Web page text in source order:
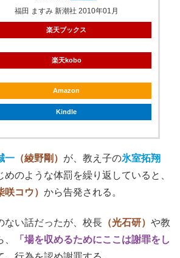
福田 ますみ 新潮社 2010年01月
楽天ブックス
楽天kobo
Amazon
Kindle
一 （綾野剛） が、教え子の氷室拓翔
めのような体罰を繰り返していると、
咲コウ） から告発される。
ない話だったが、校長 （光石研） や教
「場を収めるためにここは謝罪をし